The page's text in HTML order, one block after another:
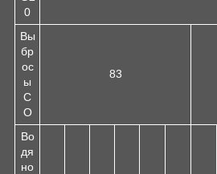
0
Вы
бр
ос
ы
С
O
83
Во
дя
но